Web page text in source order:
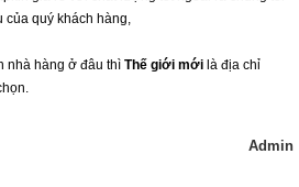
của quý khách hàng,
nhà hàng ở đâu thì Thế giới mới là địa chỉ
Admin